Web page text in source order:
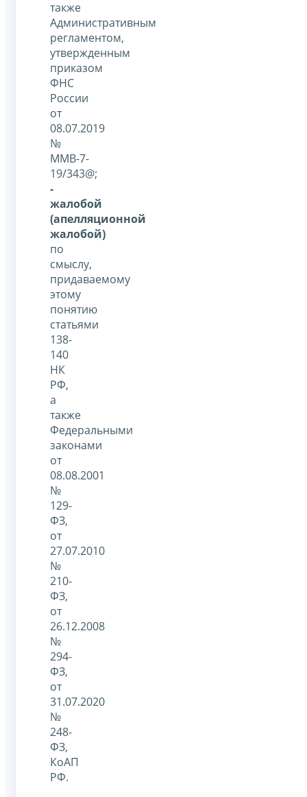
также
Административным
регламентом,
утвержденным
приказом
ФНС
России
от
08.07.2019
№
ММВ-7-
19/343@;
-
жалобой
(апелляционной
жалобой)
по
смыслу,
придаваемому
этому
понятию
статьями
138-
140
НК
РФ,
а
также
Федеральными
законами
от
08.08.2001
№
129-
ФЗ,
от
27.07.2010
№
210-
ФЗ,
от
26.12.2008
№
294-
ФЗ,
от
31.07.2020
№
248-
ФЗ,
КоАП
РФ.